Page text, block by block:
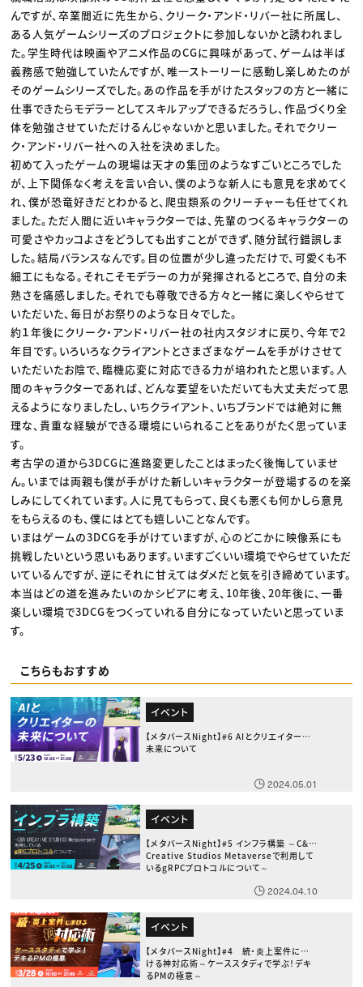
んですが、卒業間近に先生から、クリーク・アンド・リバー社に所属し、
ある人気ゲームシリーズのプロジェクトに参加しないかと誘われまし
た。学生時代は映画やアニメ作品のCGに興味があって、ゲームは半ば
義務感で勉強していたんですが、唯一ストーリーに感動し楽しめたのが
そのゲームシリーズでした。あの作品を手がけたスタッフの方と一緒に
仕事できたらモデラーとしてスキルアップできるだろうし、作品づくり全
体を勉強させていただけるんじゃないかと思いました。それでクリー
ク・アンド・リバー社への入社を決めました。
初めて入ったゲームの現場は天才の集団のようなすごいところでした
が、上下関係なく考えを言い合い、僕のような新人にも意見を求めてく
れ、僕が恐竜好きだとわかると、爬虫類系のクリーチャーも任せてくれ
ました。ただ人間に近いキャラクターでは、先輩のつくるキャラクターの
可愛さやカッコよさをどうしても出すことができず、随分試行錯誤しま
した。結局バランスなんです。目の位置が少し違っただけで、可愛くも不
細工にもなる。それこそモデラーの力が発揮されるところで、自分の未
熟さを痛感しました。それでも尊敬できる方々と一緒に楽しくやらせて
いただいた、毎日がお祭りのような日々でした。
約１年後にクリーク・アンド・リバー社の社内スタジオに戻り、今年で2
年目です。いろいろなクライアントとさまざまなゲームを手がけさせて
いただいたお陰で、臨機応変に対応できる力が培われたと思います。人
間のキャラクターであれば、どんな要望をいただいても大丈夫だって思
えるようになりましたし、いちクライアント、いちブランドでは絶対に無
理な、貴重な経験ができる環境にいられることをありがたく思っていま
す。
考古学の道から3DCGに進路変更したことはまったく後悔していませ
ん。いまでは両親も僕が手がけた新しいキャラクターが登場するのを楽
しみにしてくれています。人に見てもらって、良くも悪くも何かしら意見
をもらえるのも、僕にはとても嬉しいことなんです。
いまはゲームの3DCGを手がけていますが、心のどこかに映像系にも
挑戦したいという思いもあります。いますごくいい環境でやらせていただ
いているんですが、逆にそれに甘えてはダメだと気を引き締めています。
本当はどの道を進みたいのかシビアに考え、10年後、20年後に、一番
楽しい環境で3DCGをつくっていれる自分になっていたいと思っていま
す。
こちらもおすすめ
イベント
【メタバースNight】#6 AIとクリエイターの
未来について
2024.05.01
イベント
【メタバースNight】#5 インフラ構築 ～C&R
Creative Studios Metaverseで利用して
いるgRPCプロトコルについて～
2024.04.10
イベント
【メタバースNight】#4 続・炎上案件にお
ける神対応術～ケーススタディで学ぶ！デキ
るPMの極意～